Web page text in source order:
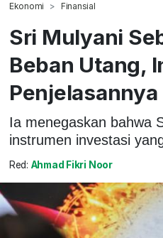
Ekonomi Finansial
Sri Mulyani
Beban Utang,
Penjelasannya
Ia menegaskan bahwa
instrumen investasi
Red: Ahmad Fikri Noor